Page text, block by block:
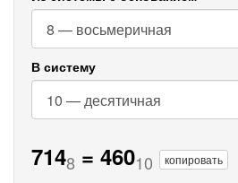
В систему
7148 = 46010 копировать